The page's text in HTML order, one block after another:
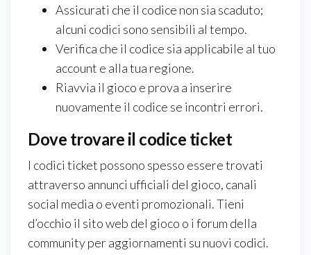
Assicurati che il codice non sia scaduto;
alcuni codici sono sensibili al tempo.
Verifica che il codice sia applicabile al tuo
account e alla tua regione.
Riavvia il gioco e prova a inserire
nuovamente il codice se incontri errori.
Dove trovare il codice ticket
I codici ticket possono spesso essere trovati
attraverso annunci ufficiali del gioco, canali
social media o eventi promozionali. Tieni
d’occhio il sito web del gioco o i forum della
community per aggiornamenti su nuovi codici.